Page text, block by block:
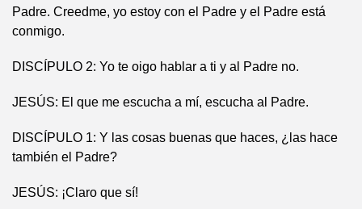
Padre. Creedme, yo estoy con el Padre y el Padre está
conmigo.
DISCÍPULO 2: Yo te oigo hablar a ti y al Padre no.
JESÚS: El que me escucha a mí, escucha al Padre.
DISCÍPULO 1: Y las cosas buenas que haces, ¿las hace
también el Padre?
JESÚS: ¡Claro que sí!